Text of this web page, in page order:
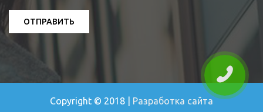
Copyright © 2018 | Разработка сайта